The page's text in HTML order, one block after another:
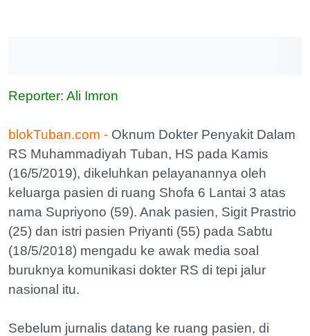
Reporter: Ali Imron
blokTuban.com - Oknum Dokter Penyakit Dalam
RS Muhammadiyah Tuban, HS pada Kamis
(16/5/2019), dikeluhkan pelayanannya oleh
keluarga pasien di ruang Shofa 6 Lantai 3 atas
nama Supriyono (59). Anak pasien, Sigit Prastrio
(25) dan istri pasien Priyanti (55) pada Sabtu
(18/5/2018) mengadu ke awak media soal
buruknya komunikasi dokter RS di tepi jalur
nasional itu.
Sebelum jurnalis datang ke ruang pasien, di